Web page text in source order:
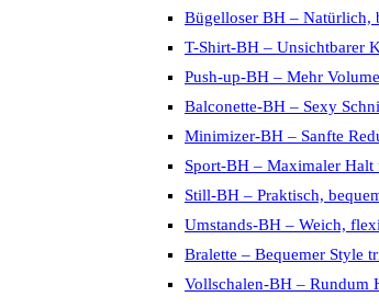
Bügelloser BH – Natürlich,
T-Shirt-BH – Unsichtbarer
Push-up-BH – Mehr
Balconette-BH – Sexy
Minimizer-BH – Sanfte
Sport-BH – Maximaler
Still-BH – Praktisch,
Umstands-BH – Weich,
Bralette – Bequemer Style
Vollschalen-BH – Rundum